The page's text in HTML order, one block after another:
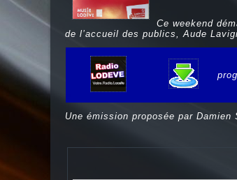
Ce weekend
de l’accueil des publics, Aude
Une émission proposée par Damien